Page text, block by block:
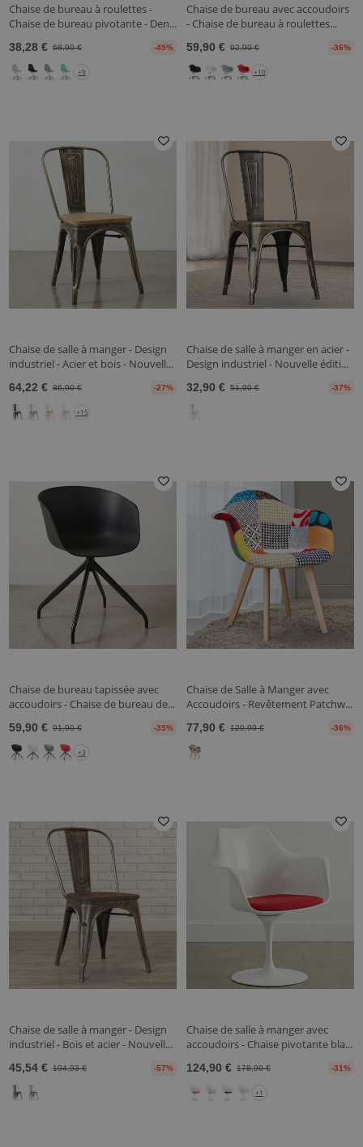
Chaise de bureau à roulettes -
Chaise de bureau pivotante - Den...
38,28 € 68,90 € -45%
+9
Chaise de bureau avec accoudoirs
- Chaise de bureau à roulettes...
59,90 € 92,90 € -36%
+10
Chaise de salle à manger - Design
industriel - Acier et bois - Nouvell...
64,22 € 86,90 € -27%
+15
Chaise de salle à manger en acier -
Design industriel - Nouvelle éditi...
32,90 € 51,90 € -37%
Chaise de bureau tapissée avec
accoudoirs - Chaise de bureau de...
59,90 € 91,90 € -35%
+3
Chaise de Salle à Manger avec
Accoudoirs - Revêtement Patchw...
77,90 € 120,90 € -36%
Chaise de salle à manger - Design
industriel - Bois et acier - Nouvell...
45,54 € 104,93 € -57%
Chaise de salle à manger avec
accoudoirs - Chaise pivotante bla...
124,90 € 178,90 € -31%
+1